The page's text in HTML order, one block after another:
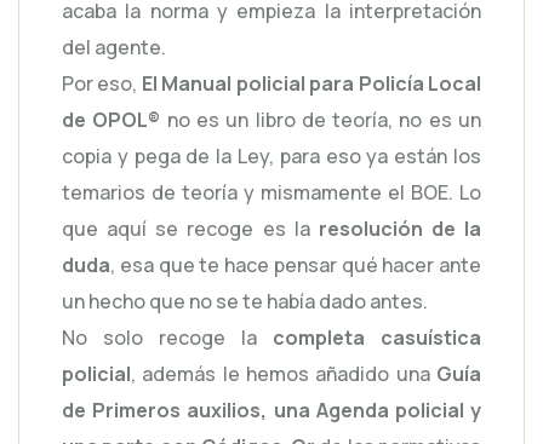
acaba la norma y empieza la interpretación
del agente.
Por eso, El Manual policial para Policía Local
de OPOL® no es un libro de teoría, no es un
copia y pega de la Ley, para eso ya están los
temarios de teoría y mismamente el BOE. Lo
que aquí se recoge es la resolución de la
duda, esa que te hace pensar qué hacer ante
un hecho que no se te había dado antes.
No solo recoge la completa casuística
policial, además le hemos añadido una Guía
de Primeros auxilios, una Agenda policial y